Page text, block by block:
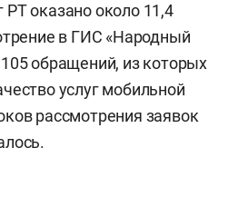
оказано около 11,4
в ГИС «Народный
обращений, из которых
услуг мобильной
рассмотрения заявок